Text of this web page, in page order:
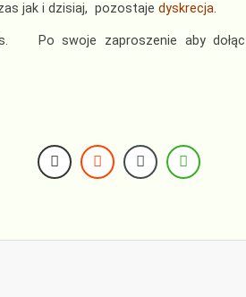
jak i dzisiaj, pozostaje dyskrecja.
Po swoje zaproszenie aby